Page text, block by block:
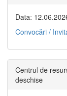
Data:
Convocări /
Centrul de
deschise